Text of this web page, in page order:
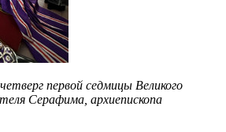
первой седмицы Великого
Серафима, архиепископа